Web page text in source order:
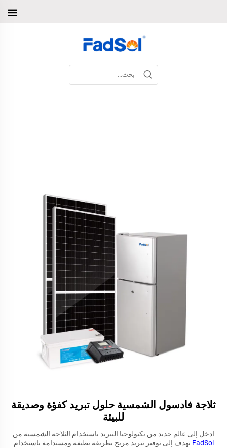
ثلاجة فادسول الشمسية حلول تبريد كفؤة وصديقة
للبيئة
ادخل إلى عالم جديد من تكنولوجيا التبريد باستخدام الثلاجة الشمسية من
FadSolتهدف إلى توفير تبريد مريح بطريقة نظيفة ومستدامة باستخدام